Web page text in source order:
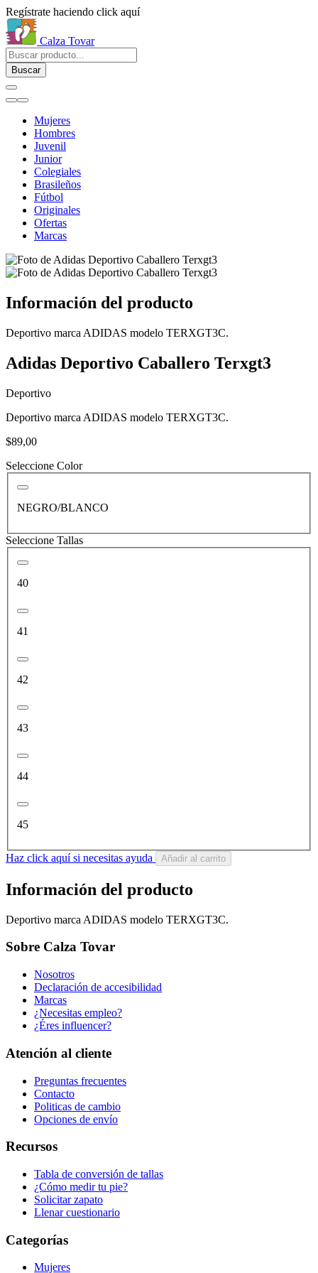
Regístrate haciendo click aquí
Calza Tovar
Buscar
Mujeres
Hombres
Juvenil
Junior
Colegiales
Brasileños
Fútbol
Originales
Ofertas
Marcas
Información del producto
Deportivo marca ADIDAS modelo TERXGT3C.
Adidas Deportivo Caballero Terxgt3
Deportivo
Deportivo marca ADIDAS modelo TERXGT3C.
$89,00
Seleccione Color
NEGRO/BLANCO
Seleccione Tallas
40
41
42
43
44
45
Haz click aquí si necesitas ayuda Añadir al carrito
Información del producto
Deportivo marca ADIDAS modelo TERXGT3C.
Sobre Calza Tovar
Nosotros
Declaración de accesibilidad
Marcas
¿Necesitas empleo?
¿Éres influencer?
Atención al cliente
Preguntas frecuentes
Contacto
Politicas de cambio
Opciones de envío
Recursos
Tabla de conversión de tallas
¿Cómo medir tu pie?
Solicitar zapato
Llenar cuestionario
Categorías
Mujeres